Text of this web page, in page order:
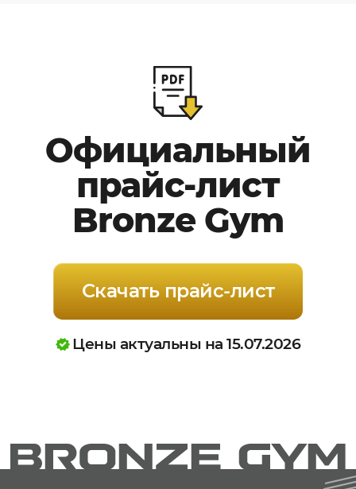
Официальный
прайс-лист
Bronze Gym
Скачать прайс-лист
Цены актуальны на 15.07.2026